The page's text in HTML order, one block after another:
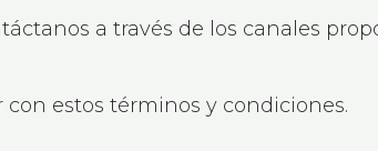
a través de los canales
estos términos y condiciones.